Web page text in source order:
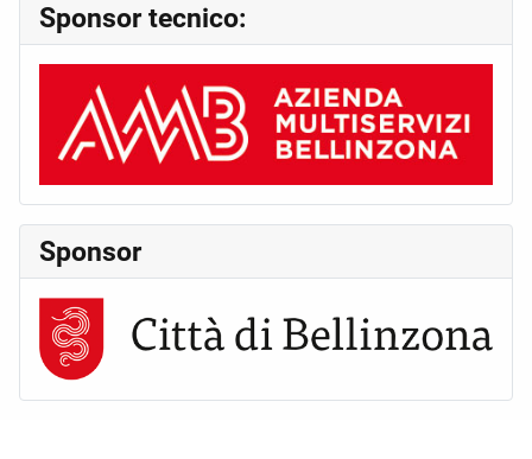
Sponsor tecnico:
Sponsor